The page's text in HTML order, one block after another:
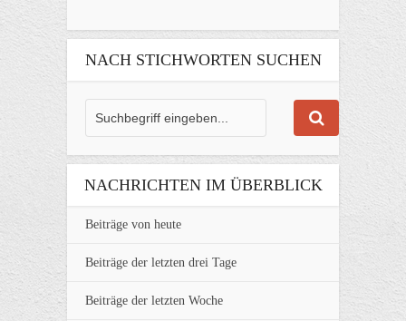
NACH STICHWORTEN SUCHEN
NACHRICHTEN IM ÜBERBLICK
Beiträge von heute
Beiträge der letzten drei Tage
Beiträge der letzten Woche